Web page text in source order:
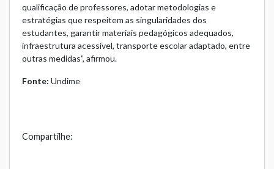
qualificação de professores, adotar metodologias e
estratégias que respeitem as singularidades dos
estudantes, garantir materiais pedagógicos adequados,
infraestrutura acessível, transporte escolar adaptado, entre
outras medidas”, afirmou.
Fonte: Undime
Compartilhe: